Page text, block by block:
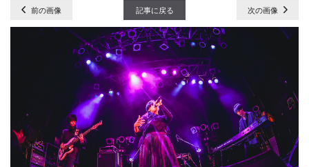
前の画像 記事に戻る 次の画像